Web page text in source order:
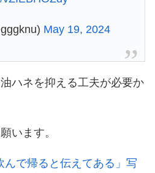
May 19, 2024
ハネを抑える工夫が必要か
います。
んで帰ると伝えてある」写